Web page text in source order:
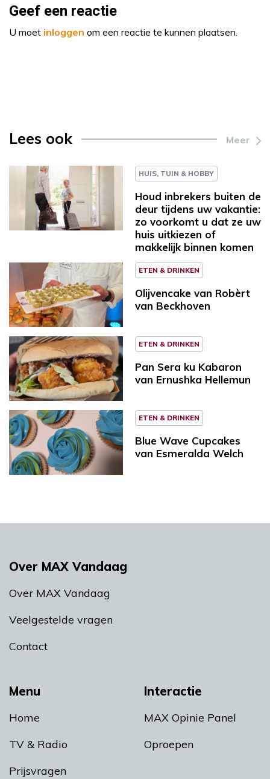
Geef een reactie
U moet inloggen om een reactie te kunnen plaatsen.
Lees ook Meer
HUIS, TUIN & HOBBY
Houd inbrekers buiten de
deur tijdens uw vakantie:
zo voorkomt u dat ze uw
huis uitkiezen of
makkelijk binnen komen
ETEN & DRINKEN
Olijvencake van Robèrt
van Beckhoven
ETEN & DRINKEN
Pan Sera ku Kabaron
van Ernushka Hellemun
ETEN & DRINKEN
Blue Wave Cupcakes
van Esmeralda Welch
Menu
Home
TV & Radio
Prijsvragen
Interactie
MAX Opinie Panel
Oproepen
Over MAX Vandaag
Over MAX Vandaag
Veelgestelde vragen
Contact